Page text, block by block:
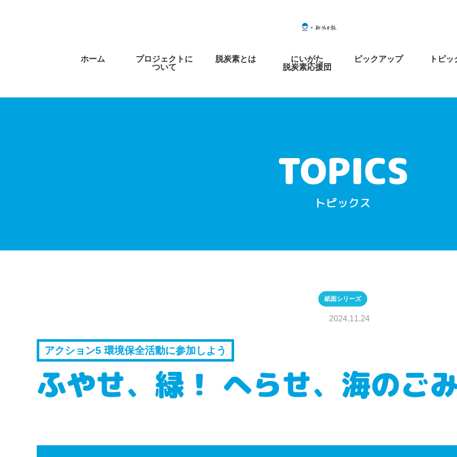
ホーム
プロジェクトに
ついて
脱炭素とは
にいがた
脱炭素応援団
ピックアップ トピッ
トピックス
紙面シリーズ
2024.11.24
ふやせ、緑！ へらせ、海のご
アクション5 環境保全活動に参加しよう